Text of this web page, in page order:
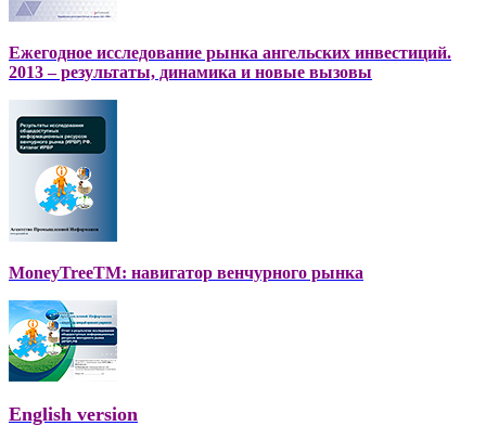
Ежегодное исследование рынка ангельских инвестиций.
2013 – результаты, динамика и новые вызовы
MoneyTreeTM: навигатор венчурного рынка
English version